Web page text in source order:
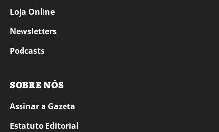
Loja Online
Newsletters
Podcasts
SOBRE NÓS
Assinar a Gazeta
Estatuto Editorial